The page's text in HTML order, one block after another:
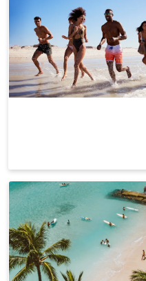
Vacances
en
grand
groupe